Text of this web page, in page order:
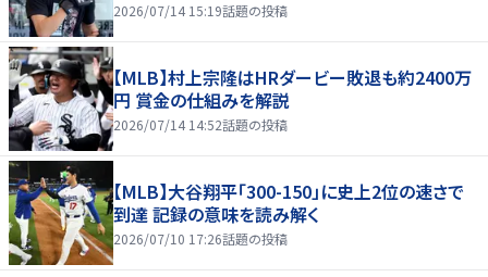
2026/07/14 15:19話題の投稿
【MLB】村上宗隆はHRダービー敗退も約2400万
円 賞金の仕組みを解説
2026/07/14 14:52話題の投稿
【MLB】大谷翔平「300-150」に史上2位の速さで
到達 記録の意味を読み解く
2026/07/10 17:26話題の投稿